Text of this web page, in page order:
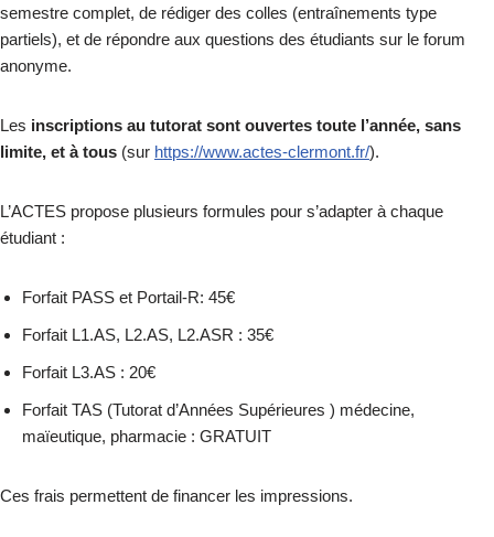
semestre complet, de rédiger des colles (entraînements type
partiels), et de répondre aux questions des étudiants sur le forum
anonyme.
Les inscriptions au tutorat sont ouvertes toute l’année, sans
limite, et à tous (sur https://www.actes-clermont.fr/).
L’ACTES propose plusieurs formules pour s’adapter à chaque
étudiant :
Forfait PASS et Portail-R: 45€
Forfait L1.AS, L2.AS, L2.ASR : 35€
Forfait L3.AS : 20€
Forfait TAS (Tutorat d’Années Supérieures ) médecine,
maïeutique, pharmacie : GRATUIT
Ces frais permettent de financer les impressions.